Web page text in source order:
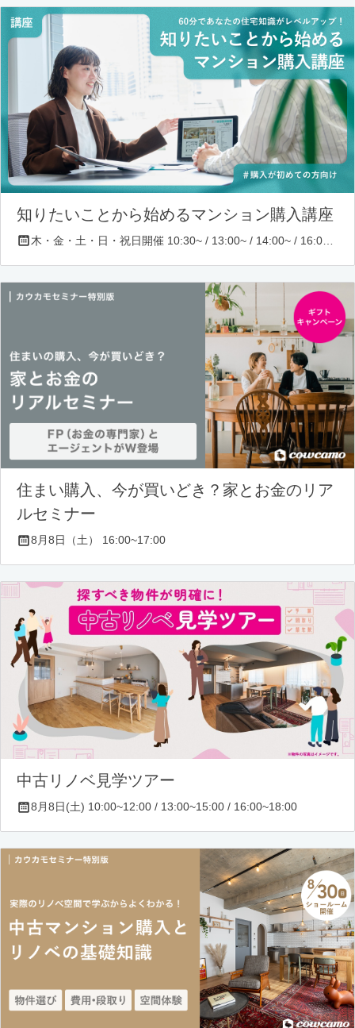
知りたいことから始めるマンション購入講座
住まい購入、今が買いどき？家とお金のリア
ルセミナー
8月8日（土） 16:00~17:00
中古リノベ見学ツアー
8月8日(土) 10:00~12:00 / 13:00~15:00 / 16:00~18:00